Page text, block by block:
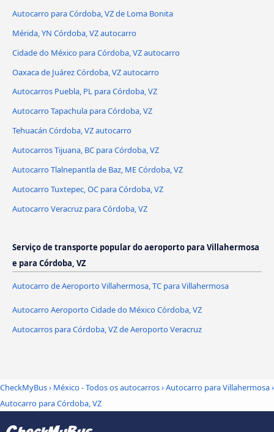
Autocarro para Córdoba, VZ de Loma Bonita
Mérida, YN Córdoba, VZ autocarro
Cidade do México para Córdoba, VZ autocarro
Oaxaca de Juárez Córdoba, VZ autocarro
Autocarros Puebla, PL para Córdoba, VZ
Autocarro Tapachula para Córdoba, VZ
Tehuacán Córdoba, VZ autocarro
Autocarros Tijuana, BC para Córdoba, VZ
Autocarro Tlalnepantla de Baz, ME Córdoba, VZ
Autocarro Tuxtepec, OC para Córdoba, VZ
Autocarro Veracruz para Córdoba, VZ
Serviço de transporte popular do aeroporto para Villahermosa
e para Córdoba, VZ
Autocarro de Aeroporto Villahermosa, TC para Villahermosa
Autocarro Aeroporto Cidade do México Córdoba, VZ
Autocarros para Córdoba, VZ de Aeroporto Veracruz
CheckMyBus› México - Todos os autocarros›Autocarro para Villahermosa›
Autocarro para Córdoba, VZ